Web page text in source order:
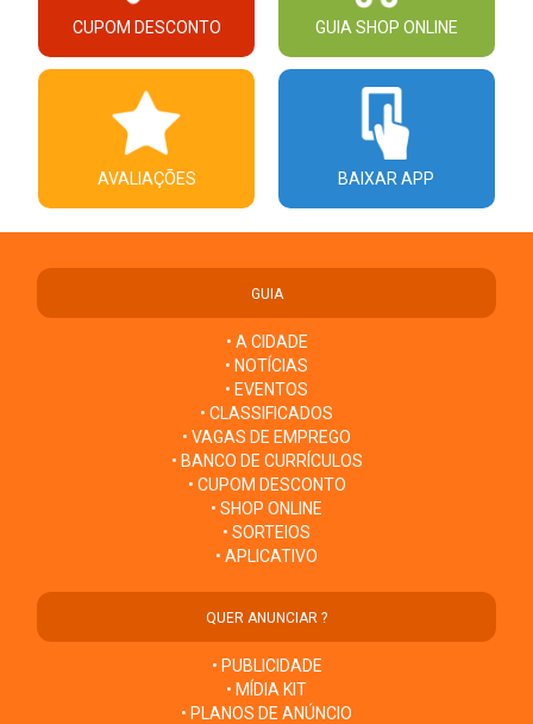
CUPOM DESCONTO GUIA SHOP ONLINE
AVALIAÇÕES BAIXAR APP
GUIA
• A CIDADE
• NOTÍCIAS
• EVENTOS
• CLASSIFICADOS
• VAGAS DE EMPREGO
• BANCO DE CURRÍCULOS
• CUPOM DESCONTO
• SHOP ONLINE
• SORTEIOS
• APLICATIVO
QUER ANUNCIAR ?
• PUBLICIDADE
• MÍDIA KIT
• PLANOS DE ANÚNCIO